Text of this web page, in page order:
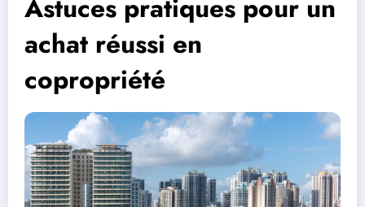
Astuces pratiques pour un
achat réussi en
copropriété